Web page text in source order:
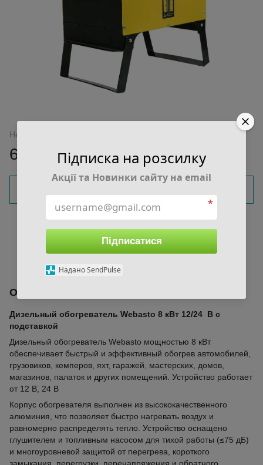
Нет в наличии
6 299 грн
Войтидля отображения накопительной скидки
В избранное К сравнению
Описание
Дизельный обогреватель Webasto 8 кВт 12/24 В с
подставкой
Дизельный обогреватель Webasto мощностью 8 кВт
обеспечивает быстрый и эффективный обогрев автомобилей,
грузовиков, кемперов, яхт, гаражей, мастерских, домов,
магазинов, палаток и других помещений. Устройство работает
от 12 В, 24 В
Корпус обогревателя выполнен из высококачественного
алюминия, что позволяет быстро нагревать воздух и
равномерно распределять тепло. Устройство оснащено
глушителем и топливным насосом для тихой работы (≤75 дБ)
и многоуровневой защитой от перегрева, короткого
замыкания, перегрузки, перенапряжения и обратного
Підписка на розсилку
Акції та Новинки сайту на email
*
Підписатися
Надано SendPulse